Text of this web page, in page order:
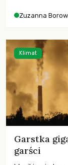
Zuzanna
Garstka
garści
Klimat